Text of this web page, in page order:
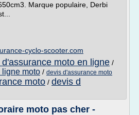
Marque populaire, Derbi
cyclo-scooter.com
moto en ligne /
moto / devis d'assurance moto
moto / devis d
moto pas cher -